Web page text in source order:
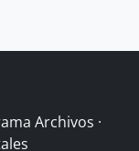
Archivos ·